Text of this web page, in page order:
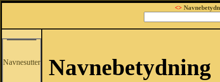
<>
Navnesutter Navnebetydning